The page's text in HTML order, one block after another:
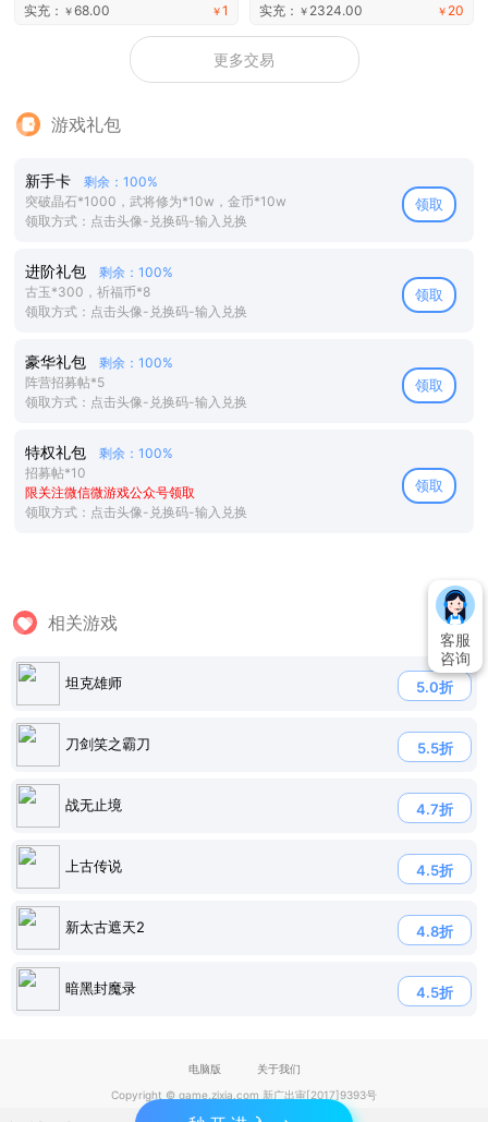
￥1
实充： ￥68.00 ￥ 20
实充： ￥ 2324.00
更多交易
游戏礼包
新手卡
剩余：100%
突破晶石*1000，武将修为*10w，金币*10w
领取方式：点击头像-兑换码-输入兑换
领取
进阶礼包
剩余：100%
古玉*300，祈福币*8
领取方式：点击头像-兑换码-输入兑换
领取
豪华礼包
剩余：100%
阵营招募帖*5
领取方式：点击头像-兑换码-输入兑换
领取
特权礼包
剩余：100%
招募帖*10
限关注微信微游戏公众号领取
领取方式：点击头像-兑换码-输入兑换
领取
相关游戏
坦克雄师 5.0折
刀剑笑之霸刀 5.5折
战无止境 4.7折
上古传说 4.5折
新太古遮天2 4.8折
暗黑封魔录 4.5折
客服
咨询
电脑版
关于我们
Copyright © game.zixia.com 新广出审[2017]9393号